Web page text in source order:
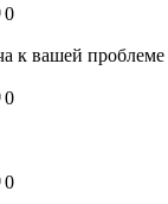
0
к вашей проблеме
0
0